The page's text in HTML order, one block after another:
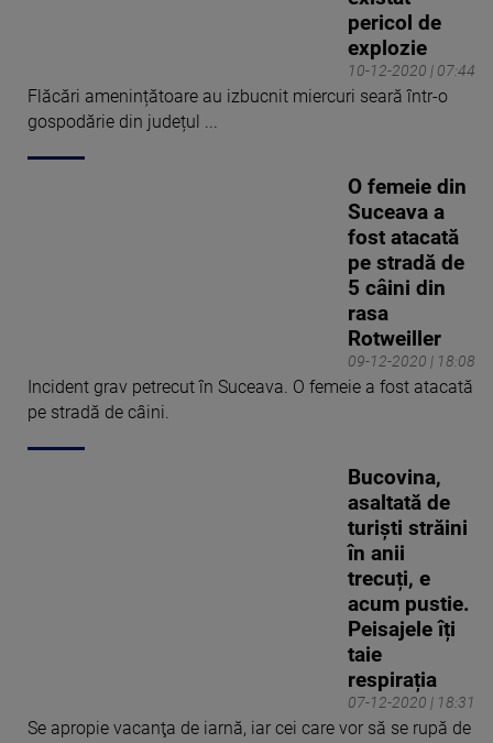
10-12-2020 | 07:44
pericol de
explozie
Flăcări amenințătoare au izbucnit miercuri seară într-o
gospodărie din județul ...
09-12-2020 | 18:08
O femeie din
Suceava a
fost atacată
pe stradă de
5 câini din
rasa
Rotweiller
Incident grav petrecut în Suceava. O femeie a fost atacată
pe stradă de câini.
07-12-2020 | 18:31
Bucovina,
asaltată de
turiști străini
în anii
trecuți, e
acum pustie.
Peisajele îți
taie
respirația
Se apropie vacanţa de iarnă, iar cei care vor să se rupă de